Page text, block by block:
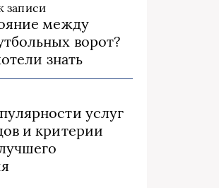
записи
между
ворот?
знать
услуг
и критерии